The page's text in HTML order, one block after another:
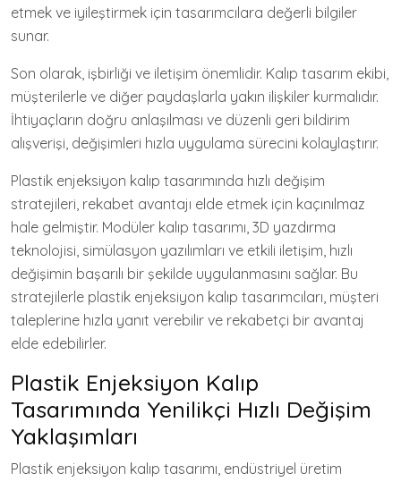
etmek ve iyileştirmek için tasarımcılara değerli bilgiler
sunar.
Son olarak, işbirliği ve iletişim önemlidir. Kalıp tasarım ekibi,
müşterilerle ve diğer paydaşlarla yakın ilişkiler kurmalıdır.
İhtiyaçların doğru anlaşılması ve düzenli geri bildirim
alışverişi, değişimleri hızla uygulama sürecini kolaylaştırır.
Plastik enjeksiyon kalıp tasarımında hızlı değişim
stratejileri, rekabet avantajı elde etmek için kaçınılmaz
hale gelmiştir. Modüler kalıp tasarımı, 3D yazdırma
teknolojisi, simülasyon yazılımları ve etkili iletişim, hızlı
değişimin başarılı bir şekilde uygulanmasını sağlar. Bu
stratejilerle plastik enjeksiyon kalıp tasarımcıları, müşteri
taleplerine hızla yanıt verebilir ve rekabetçi bir avantaj
elde edebilirler.
Plastik Enjeksiyon Kalıp
Tasarımında Yenilikçi Hızlı Değişim
Yaklaşımları
Plastik enjeksiyon kalıp tasarımı, endüstriyel üretim